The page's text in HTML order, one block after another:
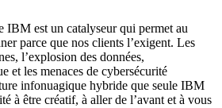
IBM est un catalyseur qui permet au
parce que nos clients l’exigent. Les
l’explosion des données,
et les menaces de cybersécurité
infonuagique hybride que seule IBM
à être créatif, à aller de l’avant et à vous